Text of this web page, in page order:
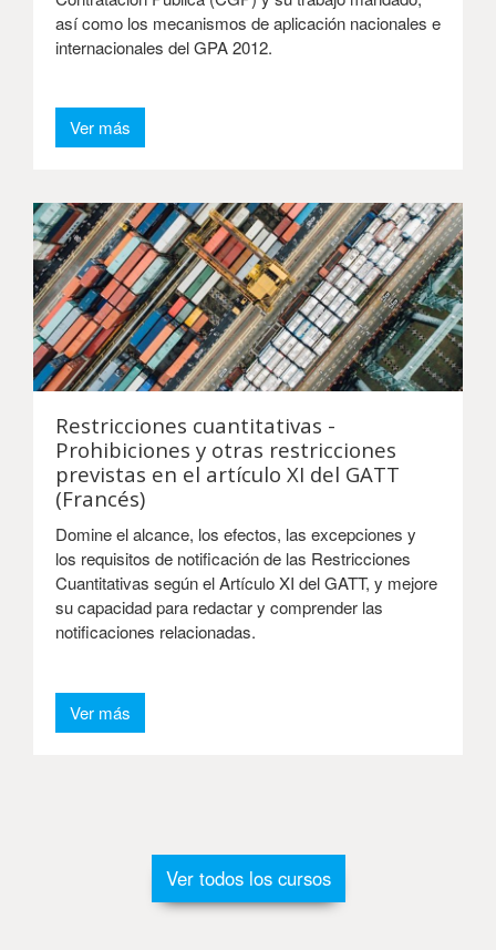
así como los mecanismos de aplicación nacionales e
internacionales del GPA 2012.
Ver más
Restricciones cuantitativas -
Prohibiciones y otras restricciones
previstas en el artículo XI del GATT
(Francés)
Domine el alcance, los efectos, las excepciones y
los requisitos de notificación de las Restricciones
Cuantitativas según el Artículo XI del GATT, y mejore
su capacidad para redactar y comprender las
notificaciones relacionadas.
Ver más
Ver todos los cursos